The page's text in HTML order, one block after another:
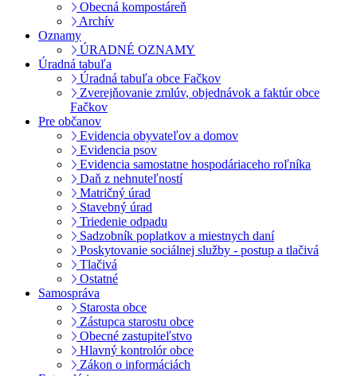
Obecná kompostáreň
Archív
Oznamy
ÚRADNÉ OZNAMY
Úradná tabuľa
Úradná tabuľa obce Fačkov
Zverejňovanie zmlúv, objednávok a faktúr obce
Fačkov
Pre občanov
Evidencia obyvateľov a domov
Evidencia psov
Evidencia samostatne hospodáriaceho roľníka
Daň z nehnuteľností
Matričný úrad
Stavebný úrad
Triedenie odpadu
Sadzobník poplatkov a miestnych daní
Poskytovanie sociálnej služby - postup a tlačivá
Tlačivá
Ostatné
Samospráva
Starosta obce
Zástupca starostu obce
Obecné zastupiteľstvo
Hlavný kontrolór obce
Zákon o informáciách